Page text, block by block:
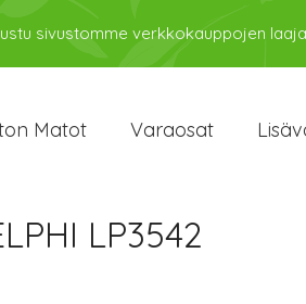
sivustomme verkkokauppojen
Matot Varaosat
LP3542